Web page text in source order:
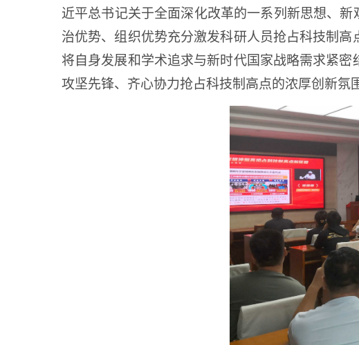
近平总书记关于全面深化改革的一系列新思想、
治优势、组织优势充分激发科研人员抢占科技制
将自身发展和学术追求与新时代国家战略需求紧
攻坚先锋、齐心协力抢占科技制高点的浓厚创新氛